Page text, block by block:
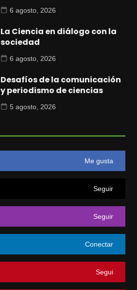
6 agosto, 2026
La Ciencia en diálogo con la
sociedad
6 agosto, 2026
Desafíos de la comunicación
y periodismo de ciencias
5 agosto, 2026
Me gusta
Seguir
Seguir
Conectar
Segui